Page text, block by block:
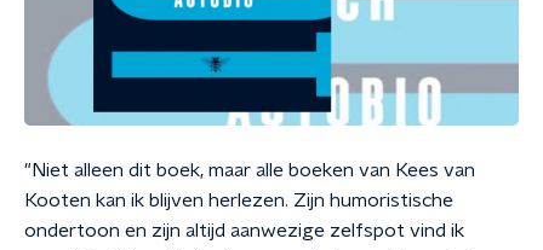
"Niet alleen dit boek, maar alle boeken van Kees van
Kooten kan ik blijven herlezen. Zijn humoristische
ondertoon en zijn altijd aanwezige zelfspot vind ik